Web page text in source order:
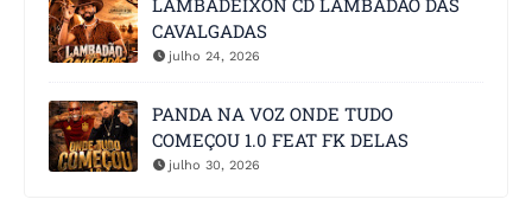
LAMBADEIXON CD LAMBADÃO DAS
CAVALGADAS
julho 24, 2026
PANDA NA VOZ ONDE TUDO
COMEÇOU 1.0 FEAT FK DELAS
julho 30, 2026